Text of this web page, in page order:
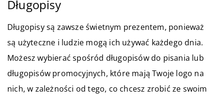
Długopisy
Długopisy są zawsze świetnym prezentem, ponieważ
są użyteczne i ludzie mogą ich używać każdego dnia.
Możesz wybierać spośród długopisów do pisania lub
długopisów promocyjnych, które mają Twoje logo na
nich, w zależności od tego, co chcesz zrobić ze swoim